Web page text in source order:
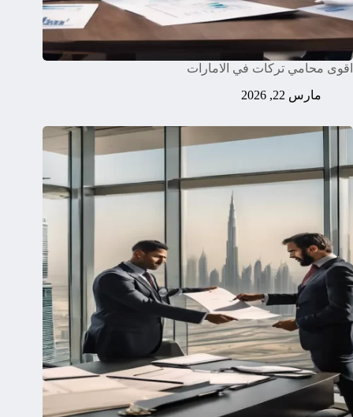
اقوى محامي تركات في الامارات
مارس 22, 2026